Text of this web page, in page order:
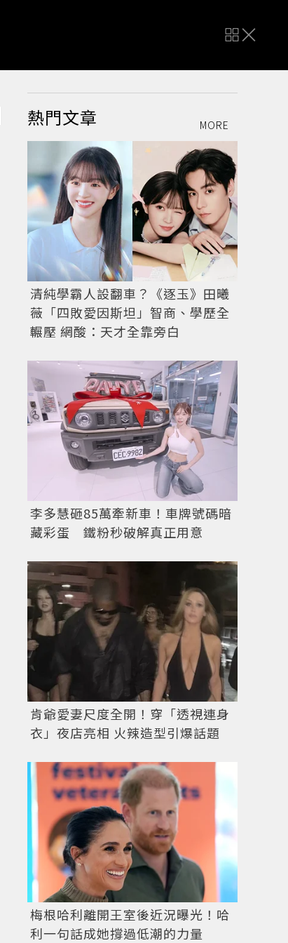
圖／美聯社
熱門文章 MORE
清純學霸人設翻車？《逐玉》田曦
薇「四敗愛因斯坦」智商、學歷全
輾壓 網酸：天才全靠旁白
李多慧砸85萬牽新車！車牌號碼暗
藏彩蛋 鐵粉秒破解真正用意
肯爺愛妻尺度全開！穿「透視連身
衣」夜店亮相 火辣造型引爆話題
梅根哈利離開王室後近況曝光！哈
利一句話成她撐過低潮的力量